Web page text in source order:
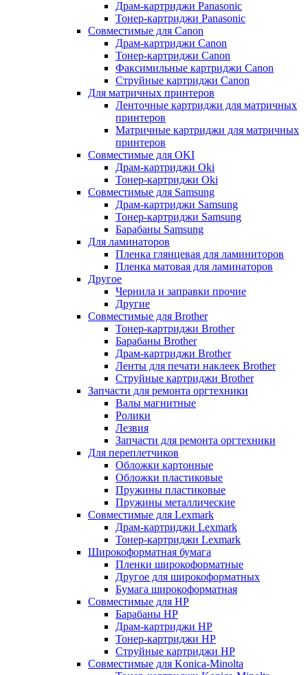
Драм-картриджи Panasonic
Тонер-картриджи Panasonic
Совместимые для Canon
Драм-картриджи Canon
Тонер-картриджи Canon
Факсимильные картриджи Canon
Струйные картриджи Canon
Для матричных принтеров
Ленточные картриджи для матричных
принтеров
Матричные картриджи для матричных
принтеров
Совместимые для OKI
Драм-картриджи Oki
Тонер-картриджи Oki
Совместимые для Samsung
Драм-картриджи Samsung
Тонер-картриджи Samsung
Барабаны Samsung
Для ламинаторов
Пленка глянцевая для ламиниторов
Пленка матовая для ламинаторов
Другое
Чернила и заправки прочие
Другие
Совместимые для Brother
Тонер-картриджи Brother
Барабаны Brother
Драм-картриджи Brother
Ленты для печати наклеек Brother
Струйные картриджи Brother
Запчасти для ремонта оргтехники
Валы магнитные
Ролики
Лезвия
Запчасти для ремонта оргтехники
Для переплетчиков
Обложки картонные
Обложки пластиковые
Пружины пластиковые
Пружины металлические
Совместимые для Lexmark
Драм-картриджи Lexmark
Тонер-картриджи Lexmark
Широкоформатная бумага
Пленки широкоформатные
Другое для широкоформатных
Бумага широкоформатная
Совместимые для HP
Барабаны HP
Драм-картриджи HP
Тонер-картриджи HP
Струйные картриджи HP
Совместимые для Konica-Minolta